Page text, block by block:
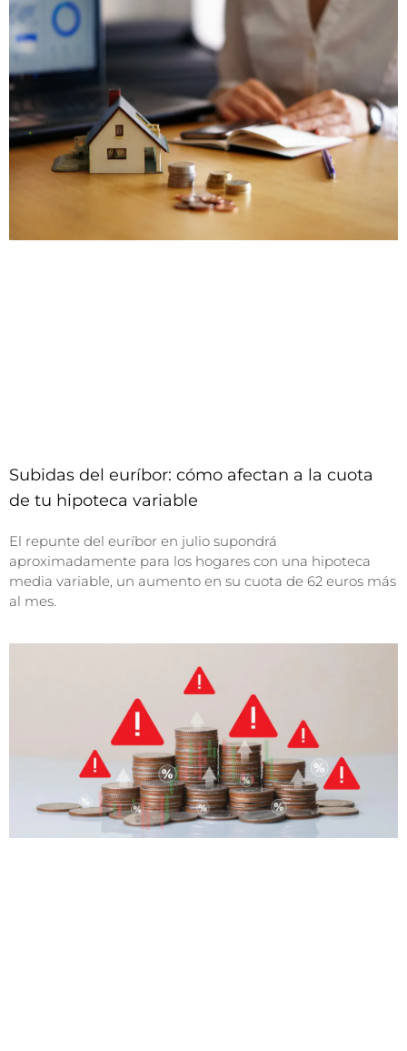
Subidas del euríbor: cómo afectan a la cuota
de tu hipoteca variable
El repunte del euríbor en julio supondrá
aproximadamente para los hogares con una hipoteca
media variable, un aumento en su cuota de 62 euros más
al mes.